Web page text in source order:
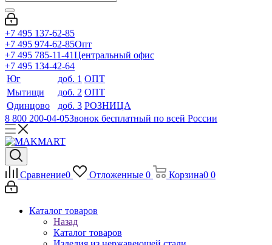
+7 495 137-62-85
+7 495 974-62-85Опт
+7 495 785-11-41Центральный офис
+7 495 134-42-64
Юг
доб. 1 ОПТ
Мытищи
доб. 2 ОПТ
Одинцово
доб. 3 РОЗНИЦА
8 800 200-04-05Звонок бесплатный по всей России
Сравнение0 Отложенные 0 Корзина0 0
Каталог товаров
Назад
Каталог товаров